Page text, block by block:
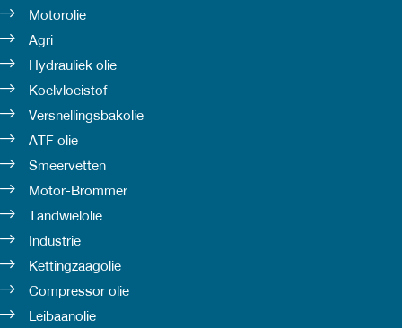
Motorolie
Agri
Hydrauliek olie
Koelvloeistof
Versnellingsbakolie
ATF olie
Smeervetten
Motor-Brommer
Tandwielolie
Industrie
Kettingzaagolie
Compressor olie
Leibaanolie